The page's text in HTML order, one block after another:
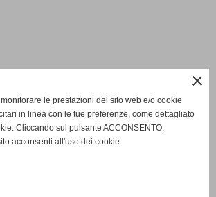
close
le prestazioni del sito web e/o cookie
in linea con le tue preferenze, come dettagliato
Cliccando sul pulsante ACCONSENTO,
acconsenti all'uso dei cookie.